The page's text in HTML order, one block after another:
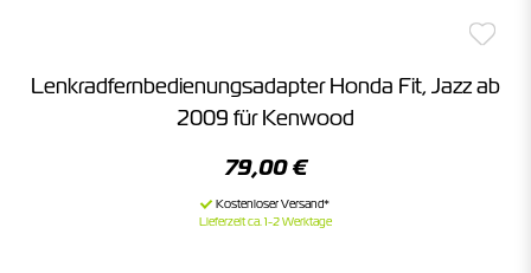
Lenkradfernbedienungsadapter Honda Fit, Jazz ab
2009 für Kenwood
79,00 €
Lieferzeit ca. 1-2 Werktage